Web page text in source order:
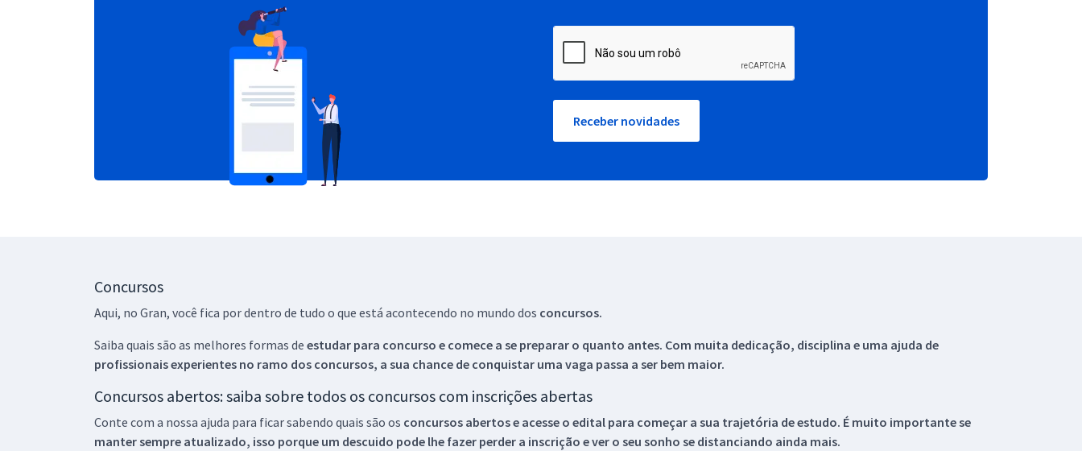
Receber novidades
Concursos
Aqui, no Gran, você fica por dentro de tudo o que está acontecendo no mundo dos concursos.
Saiba quais são as melhores formas de estudar para concurso e comece a se preparar o quanto antes. Com muita dedicação, disciplina e uma ajuda de
profissionais experientes no ramo dos concursos, a sua chance de conquistar uma vaga passa a ser bem maior.
Concursos abertos: saiba sobre todos os concursos com inscrições abertas
Conte com a nossa ajuda para ficar sabendo quais são os concursos abertos e acesse o edital para começar a sua trajetória de estudo. É muito importante se
manter sempre atualizado, isso porque um descuido pode lhe fazer perder a inscrição e ver o seu sonho se distanciando ainda mais.